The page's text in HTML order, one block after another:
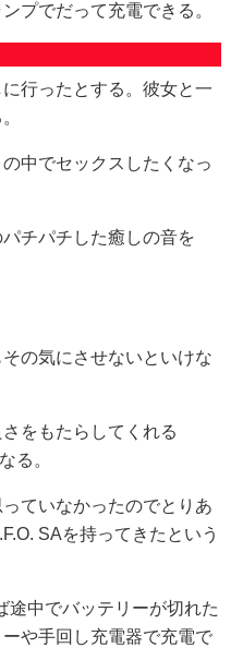
プでだって充電できる。
行ったとする。彼女と一
中でセックスしたくなっ
チパチした癒しの音を
の気にさせないといけな
をもたらしてくれる
る。
ていなかったのでとりあ
SAを持ってきたという
途中でバッテリーが切れた
や手回し充電器で充電で